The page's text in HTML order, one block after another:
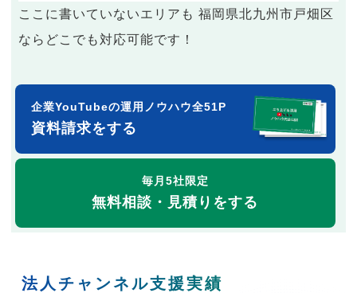
ここに書いていないエリアも 福岡県北九州市戸畑区
ならどこでも対応可能です！
企業YouTubeの運用ノウハウ全51P
資料請求をする
毎月5社限定
無料相談・見積りをする
法人チャンネル支援実績